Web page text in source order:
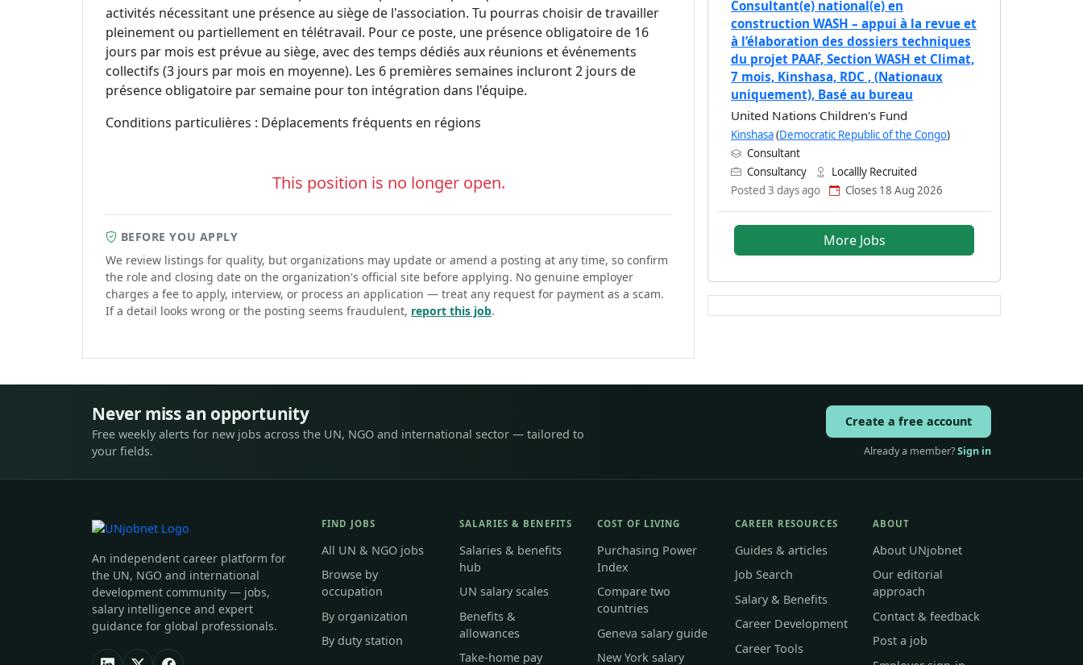
activités nécessitant une présence au siège de l'association. Tu pourras choisir de travailler
pleinement ou partiellement en télétravail. Pour ce poste, une présence obligatoire de 16
jours par mois est prévue au siège, avec des temps dédiés aux réunions et événements
collectifs (3 jours par mois en moyenne). Les 6 premières semaines incluront 2 jours de
présence obligatoire par semaine pour ton intégration dans l'équipe.
Conditions particulières : Déplacements fréquents en régions
This position is no longer open.
BEFORE YOU APPLY
We review listings for quality, but organizations may update or amend a posting at any time, so confirm
the role and closing date on the organization's official site before applying. No genuine employer
charges a fee to apply, interview, or process an application — treat any request for payment as a scam.
If a detail looks wrong or the posting seems fraudulent, report this job.
Consultant(e) national(e) en
construction WASH – appui à la revue et
à l’élaboration des dossiers techniques
du projet PAAF, Section WASH et Climat,
7 mois, Kinshasa, RDC , (Nationaux
uniquement), Basé au bureau
United Nations Children's Fund
Kinshasa(Democratic Republic of the Congo)
Consultant
Consultancy
Locallly Recruited
Posted 3 days ago
Closes 18 Aug 2026
More Jobs
Never miss an opportunity
Free weekly alerts for new jobs across the UN, NGO and international sector — tailored to
your fields.
Create a free account
Already a member?Sign in
An independent career platform for
the UN, NGO and international
development community — jobs,
salary intelligence and expert
guidance for global professionals.
FIND JOBS
All UN & NGO jobs
Browse by
occupation
By organization
By duty station
SALARIES & BENEFITS
Salaries & benefits
hub
UN salary scales
Benefits &
allowances
Take-home pay
COST OF LIVING
Purchasing Power
Index
Compare two
countries
Geneva salary guide
New York salary
CAREER RESOURCES
Guides & articles
Job Search
Salary & Benefits
Career Development
Career Tools
ABOUT
About UNjobnet
Our editorial
approach
Contact & feedback
Post a job